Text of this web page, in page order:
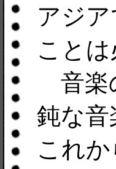
アジ
ことは
音楽
鈍な音
これ